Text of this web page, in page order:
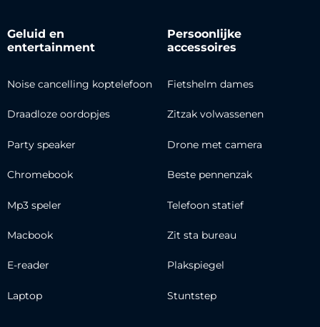
Geluid en
entertainment
Noise cancelling koptelefoon
Draadloze oordopjes
Party speaker
Chromebook
Mp3 speler
Macbook
E-reader
Laptop
Persoonlijke
accessoires
Fietshelm dames
Zitzak volwassenen
Drone met camera
Beste pennenzak
Telefoon statief
Zit sta bureau
Plakspiegel
Stuntstep